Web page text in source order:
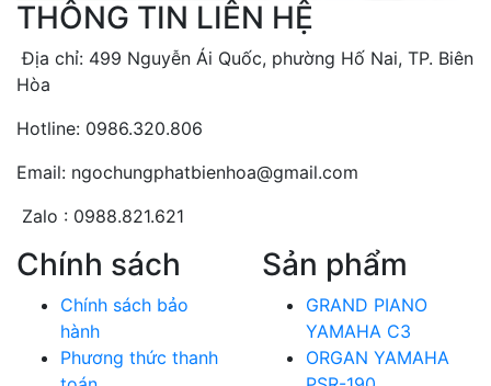
THÔNG TIN LIÊN HỆ
Địa chỉ: 499 Nguyễn Ái Quốc, phường Hố Nai, TP. Biên
Hòa
Hotline: 0986.320.806
Email: ngochungphatbienhoa@gmail.com
Zalo : 0988.821.621
Chính sách
Chính sách bảo
hành
Phương thức thanh
Sản phẩm
GRAND PIANO
YAMAHA C3
ORGAN YAMAHA